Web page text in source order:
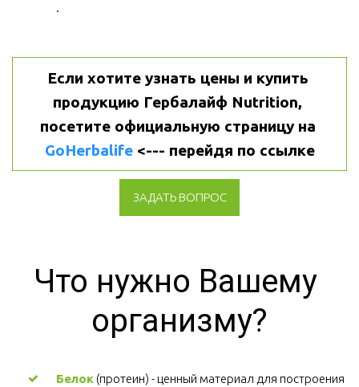
.
Если хотите узнать цены и купить
продукцию Гербалайф Nutrition,
GoHerbalife <--- перейдя по ссылке
ЗАДАТЬ ВОПРОС
Что нужно Вашему
организму?
Белок (протеин) - ценный материал для построения